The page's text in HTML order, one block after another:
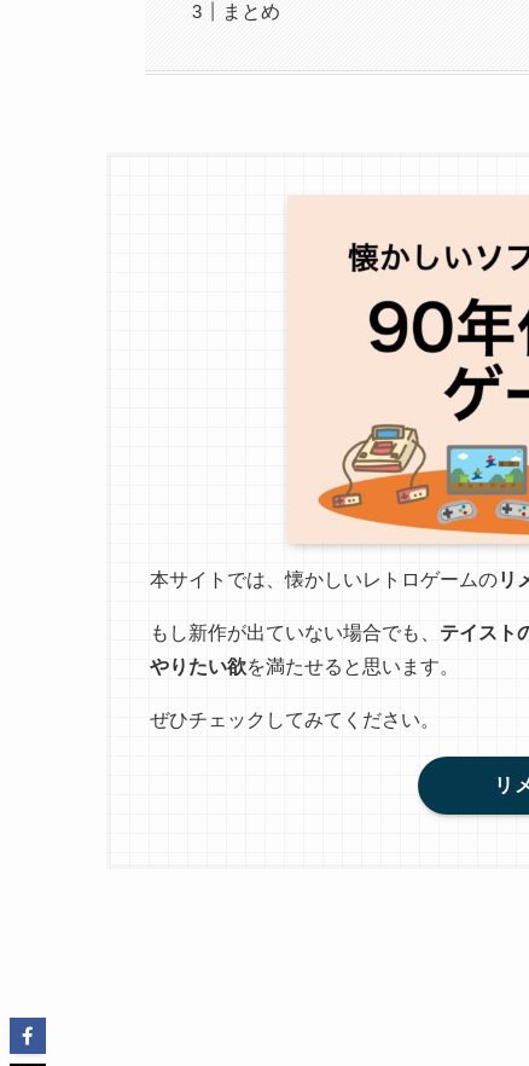
まとめ
本サイトでは、懐かしいレトロゲームのリ
もし新作が出ていない場合でも、 テイスト
やりたい欲を満たせると思います。
ぜひチェックしてみてください。
リ